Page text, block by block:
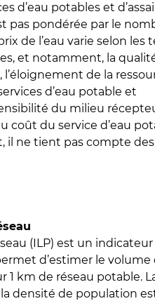
d’eau potables et
pas pondérée par le
de l’eau varie selon les
et notamment, la qualité
de la
d’eau potable et
du milieu
coût du service d’eau
il ne tient pas compte
(ILP) est un
d’estimer le volume
1 km de réseau potable.
densité de population